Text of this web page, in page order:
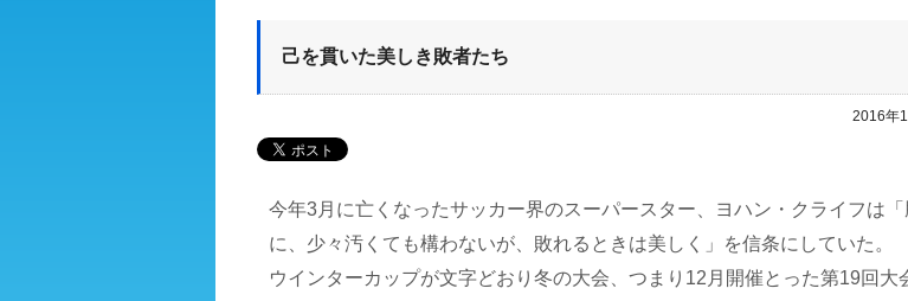
己を貫いた美しき敗者たち
2016年
今年3月に亡くなったサッカー界のスーパースター、ヨハン・クライフは
に、少々汚くても構わないが、敗れるときは美しく」を信条にしていた。
ウインターカップが文字どおり冬の大会、つまり12月開催とった第19回大